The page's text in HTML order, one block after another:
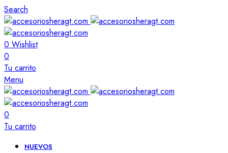
Search
0 Wishlist
0
Tu carrito
Menu
0
Tu carrito
NUEVOS